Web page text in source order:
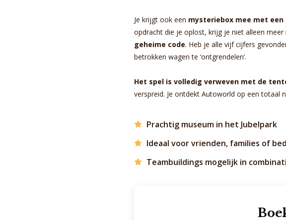
Je krijgt ook een mysteriebox mee met
opdracht die je oplost, krijg je niet alleen
geheime code. Heb je alle vijf cijfers
betrokken wagen te ‘ontgrendelen’.
Het spel is volledig verweven met de
verspreid. Je ontdekt Autoworld op een totaal
Prachtig museum in het Jubelpark
Ideaal voor vrienden, families of
Teambuildings mogelijk in